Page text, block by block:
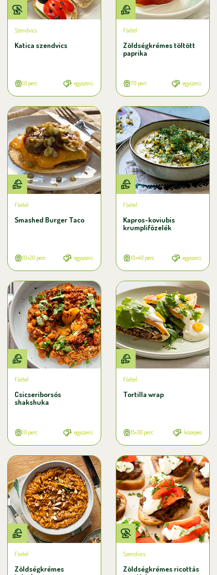
Szendvics
Katica szendvics
10 perc egyszerű
Főétel
Zöldségkrémes töltött
paprika
70 perc egyszerű
Főétel
Smashed Burger Taco
10+20 perc egyszerű
Főétel
Kapros-koviubis
krumplifőzelék
10+40 perc egyszerű
Főétel
Csicseriborsós
shakshuka
10 perc egyszerű
Főétel
Tortilla wrap
15+30 perc közepes
Főétel
Zöldségkrémes
Szendvics
Zöldségkrémes ricottás